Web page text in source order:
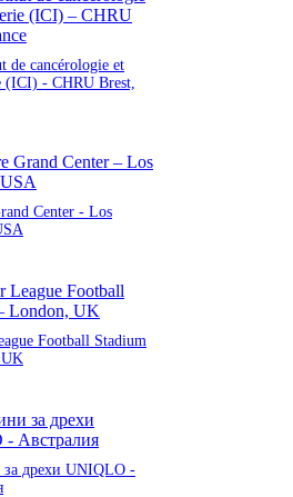
de cancérologie et
(ICI) - CHRU Brest,
Center - Los
Football Stadium
дрехи UNIQLO -